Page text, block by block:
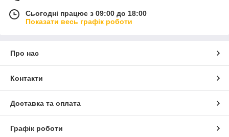
Сьогодні працює з 09:00 до 18:00
Показати весь графік роботи
Про нас
Контакти
Доставка та оплата
Графік роботи